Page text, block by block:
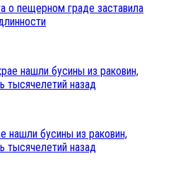
о пещерном граде заставила
нашли бусины из раковин,
тысячелетий назад